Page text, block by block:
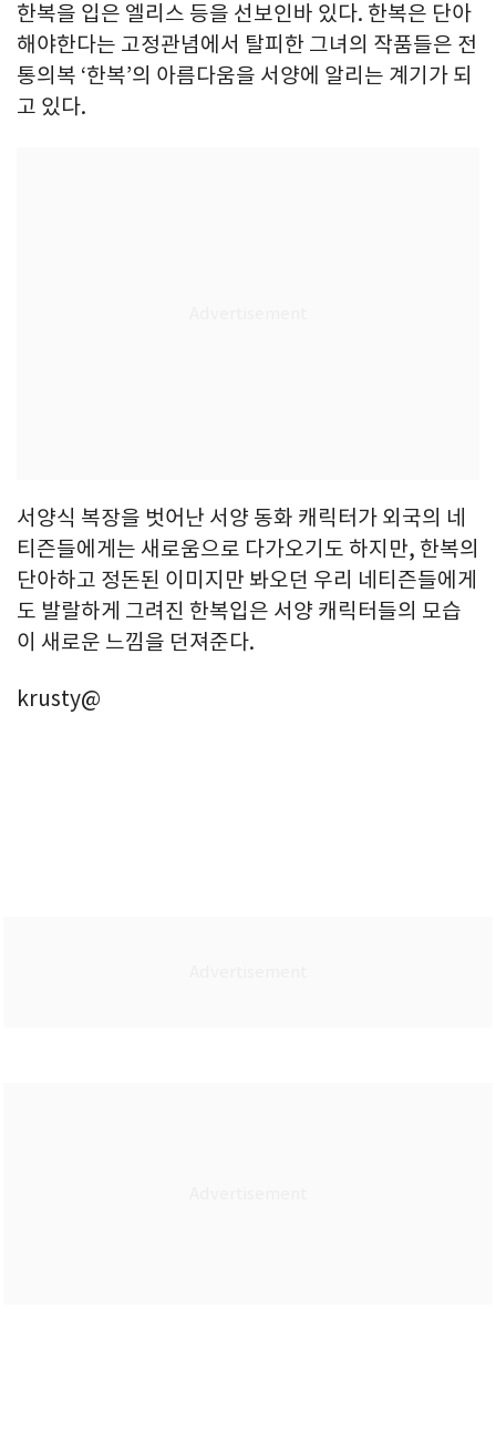
한복을 입은 엘리스 등을 선보인바 있다. 한복은 단아
해야한다는 고정관념에서 탈피한 그녀의 작품들은 전
통의복 ‘한복’의 아름다움을 서양에 알리는 계기가 되
고 있다.
서양식 복장을 벗어난 서양 동화 캐릭터가 외국의 네
티즌들에게는 새로움으로 다가오기도 하지만, 한복의
단아하고 정돈된 이미지만 봐오던 우리 네티즌들에게
도 발랄하게 그려진 한복입은 서양 캐릭터들의 모습
이 새로운 느낌을 던져준다.
krusty@